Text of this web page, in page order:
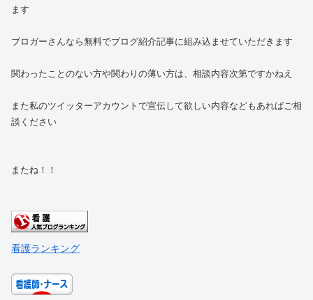
ます
ブロガーさんなら無料でブログ紹介記事に組み込ませていただきます
関わったことのない方や関わりの薄い方は、相談内容次第ですかねえ
また私のツイッターアカウントで宣伝して欲しい内容などもあればご相
談ください
またね！！
看護ランキング